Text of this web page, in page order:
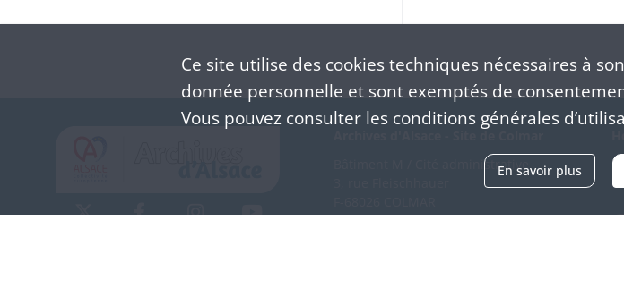
Bâtiment M / Cité administrative
(+33) 3 89 21 97 00
Ce site utilise des cookiestechniques nécessaires à
donnée personnelle et sont exemptés de
Vous pouvez consulter les conditions générales
En savoir plus